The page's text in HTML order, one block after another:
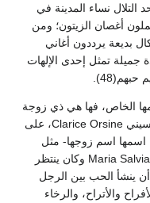
نساء المدينة في
أغصان الزيتون؛ ومن
بديعة يرددون أغاني
تمثل إحدى الإلهات
الخاص، فها هي ذي زوجة
لورنسدو ظلت تسمى السيدة كلارتشي أرسيني Clarice Orsine، على
اسمها اسم زوجها- مثل
مارسا سلفياني ده ميديتشي Maria Salviati de Medici وكان ينتظر
ينشأ الحب بين الرجل
والأتراح، والرخاء